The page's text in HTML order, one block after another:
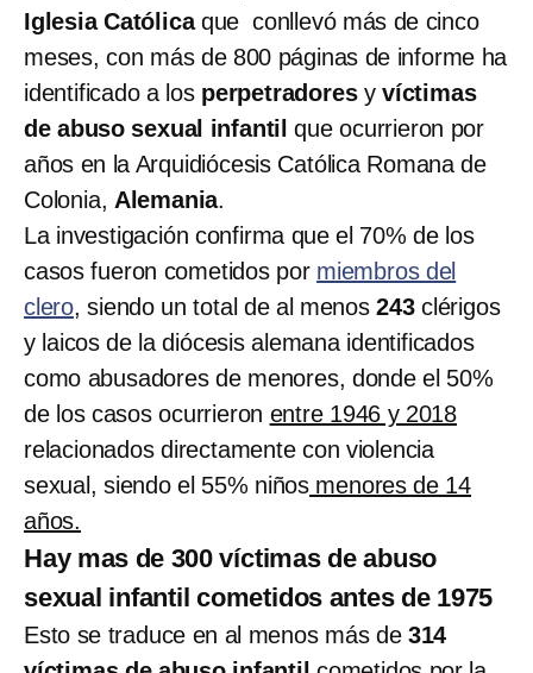
Iglesia Católicaque conllevó más de cinco
meses, con más de 800 páginas de informe ha
identificado a los perpetradoresyvíctimas
de abuso sexual infantilque ocurrieron por
años en la Arquidiócesis Católica Romana de
Colonia, Alemania.
La investigación confirma que el 70% de los
casos fueron cometidos por miembros del
clero, siendo un total de al menos243clérigos
y laicos de la diócesis alemana identificados
como abusadores de menores, donde el 50%
de los casos ocurrieron entre 1946 y 2018
relacionados directamente con violencia
sexual, siendo el 55% niños menores de 14
años.
Hay mas de 300 víctimas de abuso
sexual infantil cometidos antes de 1975
Esto se traduce en al menos más de 314